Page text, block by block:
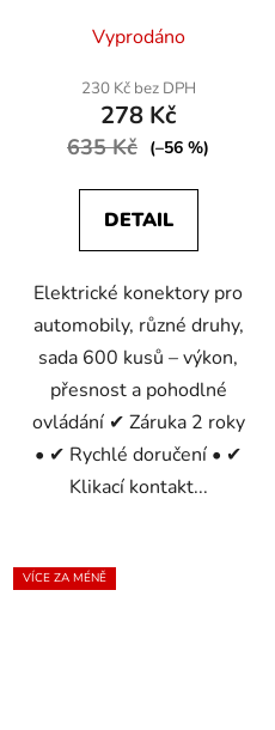
Vyprodáno
230 Kč bez DPH
278 Kč
635 Kč (–56 %)
DETAIL
Elektrické konektory pro
automobily, různé druhy,
sada 600 kusů – výkon,
přesnost a pohodlné
ovládání ✔ Záruka 2 roky
• ✔ Rychlé doručení • ✔
Klikací kontakt...
VÍCE ZA MÉNĚ